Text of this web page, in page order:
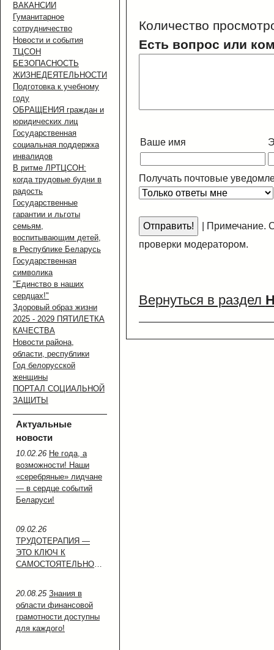
ВАКАНСИИ
Гуманитарное
сотрудничество
Новости и события
ТЦСОН
БЕЗОПАСНОСТЬ
ЖИЗНЕДЕЯТЕЛЬНОСТИ
Подготовка к учебному
году
ОБРАЩЕНИЯ граждан и
юридических лиц
Государственная
социальная поддержка
инвалидов
В ритме ЛРТЦСОН:
когда трудовые будни в
радость
Государственные
гарантии и льготы
семьям,
воспитывающим детей,
в Республике Беларусь
Государственная
символика
"Единство в наших
сердцах!"
Здоровый образ жизни
2025 - 2029 ПЯТИЛЕТКА
КАЧЕСТВА
Новости района,
области, республики
Год белорусской
женщины
ПОРТАЛ СОЦИАЛЬНОЙ
ЗАЩИТЫ
Актуальные
новости
10.02.26 Не года, а
возможности! Наши
«серебряные» лидчане
— в сердце событий
Беларуси!
09.02.26
ТРУДОТЕРАПИЯ —
ЭТО КЛЮЧ К
САМОСТОЯТЕЛЬНОСТИ!
20.08.25 Знания в
области финансовой
грамотности доступны
для каждого!
Количество
Есть вопрос или
Ваше имя
Получать почтовые
Примечание.
проверки модератором.
Вернуться в раздел